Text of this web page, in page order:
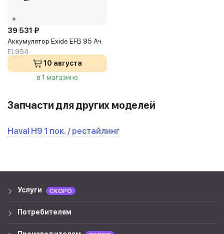
39 531 ₽
Аккумулятор Exide EFB 95 Ач
EL954
10 августа
в 1 магазине
Запчасти для других моделей
Haval H9 1 пок. / рестайлинг
Услуги СКОРО
Потребителям